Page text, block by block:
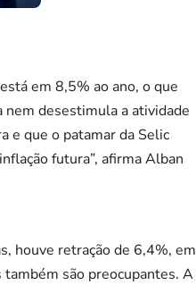
em 8,5% ao ano, o que
desestimula a atividade
e que o patamar da Selic
futura”, afirma Alban
houve retração de 6,4%, em
são preocupantes. A